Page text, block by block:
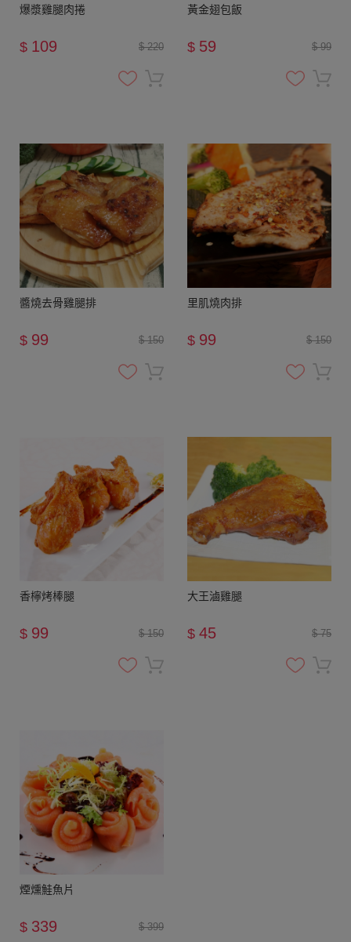
爆漿雞腿肉捲
$ 220
$ 109
黃金翅包飯
$ 99
$ 59
醬燒去骨雞腿排
$ 150
$ 99
里肌燒肉排
$ 150
$ 99
香檸烤棒腿
$ 150
$ 99
大王滷雞腿
$ 75
$ 45
煙燻鮭魚片
$ 399
$ 339